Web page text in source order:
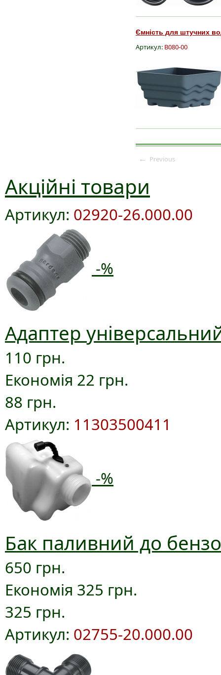
Ємність для штучних
Артикул: B080-00
← Previous
Акційні товари
Артикул: 02920-26.000.00
-%
Адаптер
110 грн.
Економія 22 грн.
88 грн.
Артикул: 11303500411
-%
Бак паливний до
650 грн.
Економія 325 грн.
325 грн.
Артикул: 02755-20.000.00